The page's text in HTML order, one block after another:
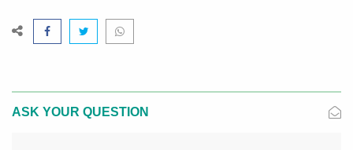
ASK YOUR QUESTION